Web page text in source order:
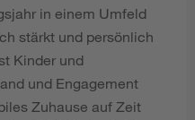
in einem Umfeld
stärkt und persönlich
Kinder und
und Engagement
Zuhause auf Zeit